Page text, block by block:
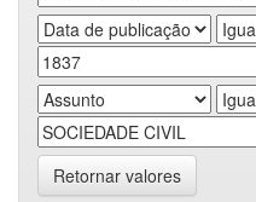
Retornar valores